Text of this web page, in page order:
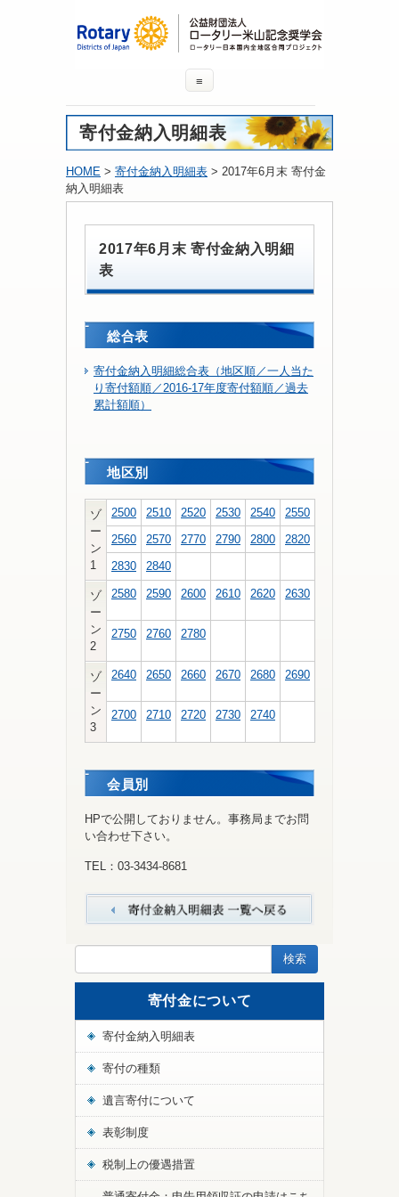
≡
寄付金納入明細表
HOME > 寄付金納入明細表 > 2017年6月末 寄付金
納入明細表
2017年6月末 寄付金納入明細
表
総合表
寄付金納入明細総合表（地区順／一人当た
り寄付額順／2016-17年度寄付額順／過去
累計額順）
地区別
ゾ
ー
ン
1
2500 2510 2520 2530 2540
2550
2560
2570 2770 2790 2800
2820
2830
2840
ゾ
ー
ン
2
2580 2590 2600 2610 2620 2630
2750 2760 2780
ゾ
ー
ン
3
2640 2650 2660 2670 2680 2690
2700 2710 2720 2730 2740
会員別
HPで公開しておりません。事務局までお問
い合わせ下さい。
TEL：03-3434-8681
寄付金について
寄付金納入明細表
寄付の種類
遺言寄付について
表彰制度
税制上の優遇措置